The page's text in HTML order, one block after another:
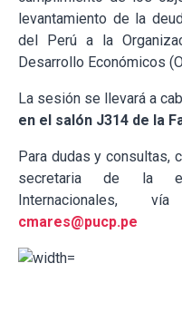
levantamiento de la
del Perú a la
Desarrollo Económicos
La sesión se llevará a
en el salón J314 de la
Para dudas y consultas,
secretaria de la
Internacionales,
cmares@pucp.pe